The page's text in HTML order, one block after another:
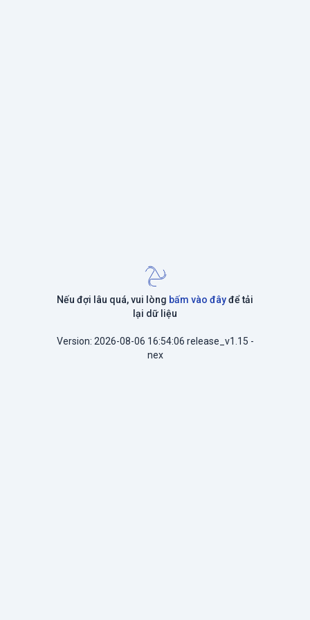
Nếu đợi lâu quá, vui lòng bấm vào đâyđể tải
lại dữ liệu
Version: 2026-08-06 16:54:06 release_v1.15 -
nex